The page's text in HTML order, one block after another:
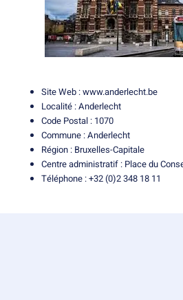
Site Web :www.anderlecht.be
Localité : Anderlecht
Code Postal : 1070
Commune : Anderlecht
Région : Bruxelles-Capitale
Centre administratif : Place du
Téléphone : +32 (0)2 348 18 11